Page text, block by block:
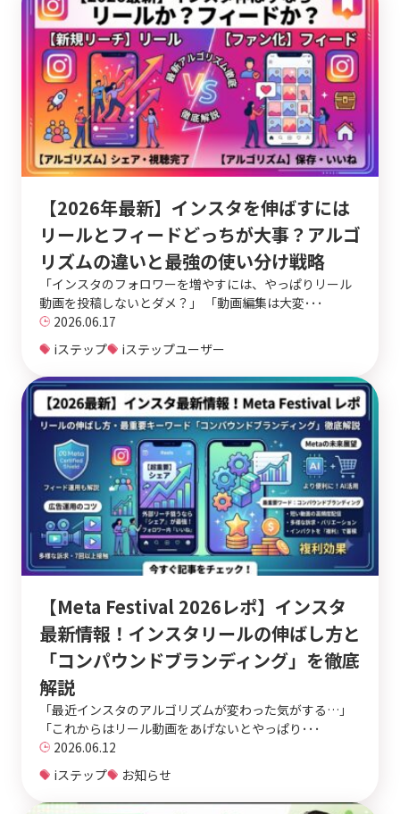
【2026年最新】インスタを伸ばすには
リールとフィードどっちが大事？アルゴ
リズムの違いと最強の使い分け戦略
「インスタのフォロワーを増やすには、やっぱりリール
動画を投稿しないとダメ？」 「動画編集は大変･･･
2026.06.17
iステップ
iステップユーザー
【Meta Festival 2026レポ】インスタ
最新情報！インスタリールの伸ばし方と
「コンパウンドブランディング」を徹底
解説
「最近インスタのアルゴリズムが変わった気がする…」
「これからはリール動画をあげないとやっぱり･･･
2026.06.12
iステップ
お知らせ